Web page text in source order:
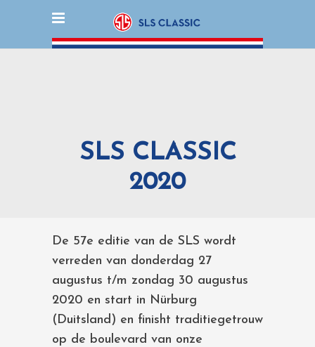
SLS CLASSIC
2020
De 57e editie van de SLS wordt
verreden van donderdag 27
augustus t/m zondag 30 augustus
2020 en start in Nürburg
(Duitsland) en finisht traditiegetrouw
op de boulevard van onze